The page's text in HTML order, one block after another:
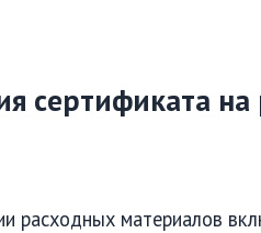
сертификата
расходных материалов